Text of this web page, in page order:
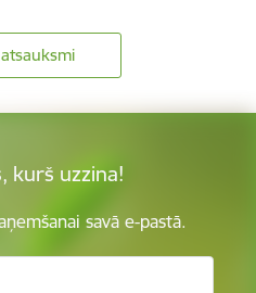
kurš uzzina!
savā e-pastā.